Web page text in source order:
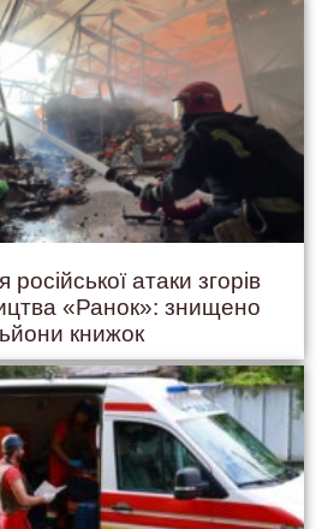
російської атаки згорів
«Ранок»: знищено
книжок